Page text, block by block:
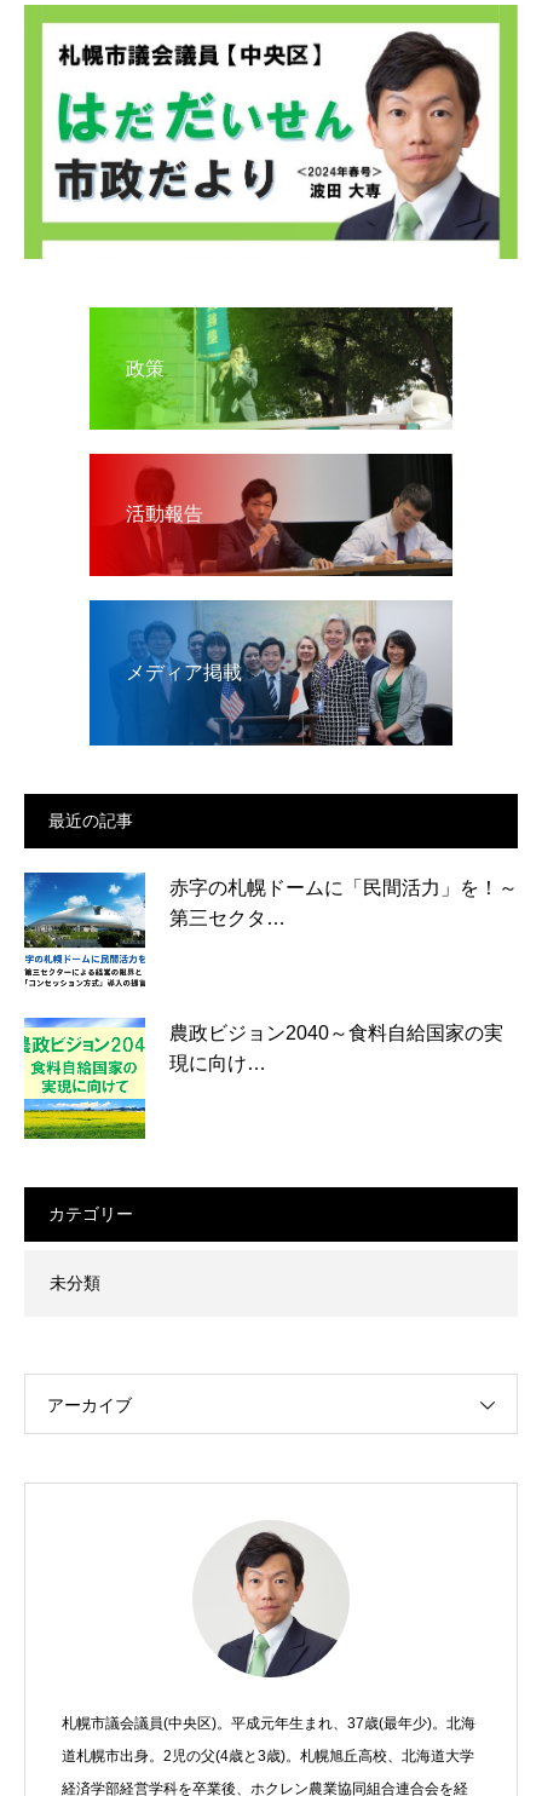
政策
活動報告
メディア掲載
最近の記事
赤字の札幌ドームに「民間活力」を！～
第三セクタ…
農政ビジョン2040～食料自給国家の実
現に向け…
カテゴリー
未分類
アーカイブ
札幌市議会議員(中央区)。平成元年生まれ、37歳(最年少)。北海
道札幌市出身。2児の父(4歳と3歳)。札幌旭丘高校、北海道大学
経済学部経営学科を卒業後、ホクレン農業協同組合連合会を経